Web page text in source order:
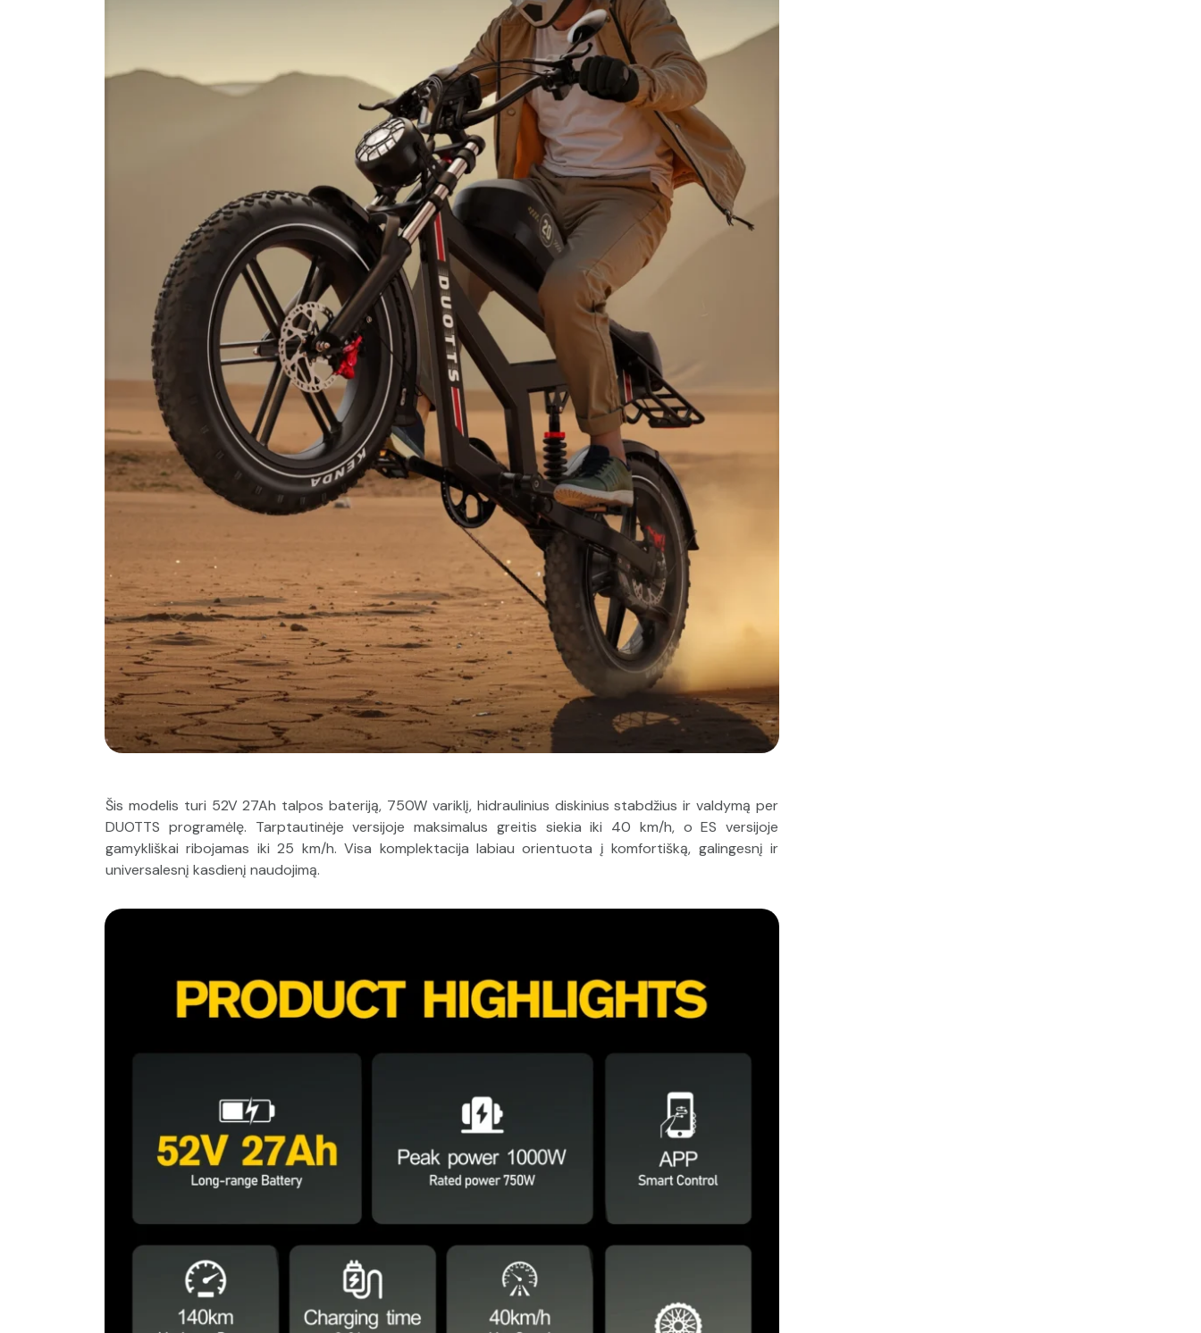
Šis modelis turi 52V 27Ah talpos bateriją, 750W variklį, hidraulinius diskinius stabdžius ir valdymą per
DUOTTS programėlę. Tarptautinėje versijoje maksimalus greitis siekia iki 40 km/h, o ES versijoje
gamykliškai ribojamas iki 25 km/h. Visa komplektacija labiau orientuota į komfortišką, galingesnį ir
universalesnį kasdienį naudojimą.